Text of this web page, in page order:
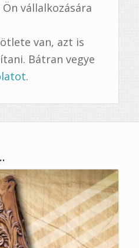
vállalkozására
van, azt is
Bátran vegye
.